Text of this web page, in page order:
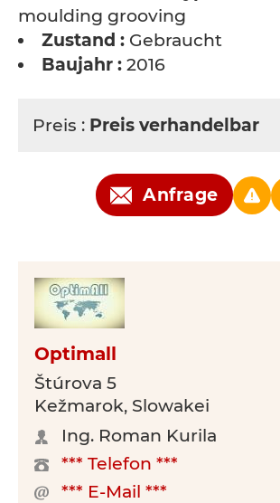
moulding grooving
Zustand : Gebraucht
Baujahr : 2016
Preis : Preis verhandelbar
Anfrage
Optimall
Štúrova 5
Kežmarok, Slowakei
Ing. Roman Kurila
*** Telefon ***
*** E-Mail ***